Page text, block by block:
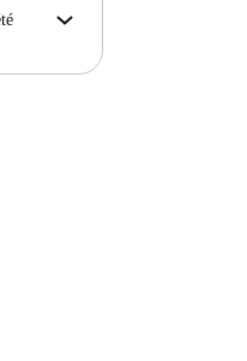
chambre